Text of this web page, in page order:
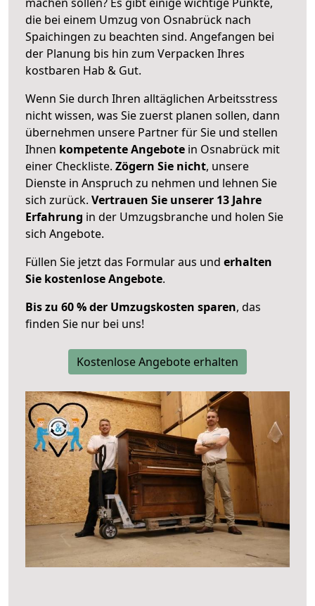
die bei einem Umzug von Osnabrück nach
Spaichingen zu beachten sind. Angefangen bei
der Planung bis hin zum Verpacken Ihres
kostbaren Hab & Gut.
Wenn Sie durch Ihren alltäglichen Arbeitsstress
nicht wissen, was Sie zuerst planen sollen, dann
übernehmen unsere Partner für Sie und stellen
Ihnen kompetente Angebote in Osnabrück mit
einer Checkliste. Zögern Sie nicht, unsere
Dienste in Anspruch zu nehmen und lehnen Sie
sich zurück. Vertrauen Sie unserer 13 Jahre
Erfahrung in der Umzugsbranche und holen Sie
sich Angebote.
Füllen Sie jetzt das Formular aus und erhalten
Sie kostenlose Angebote.
Bis zu 60 % der Umzugskosten sparen, das
finden Sie nur bei uns!
Kostenlose Angebote erhalten